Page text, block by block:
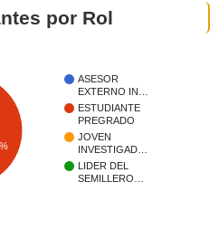
por Rol
ASESOR
EXTERNO IN…
ESTUDIANTE
PREGRADO
JOVEN
INVESTIGAD…
LIDER DEL
SEMILLERO…